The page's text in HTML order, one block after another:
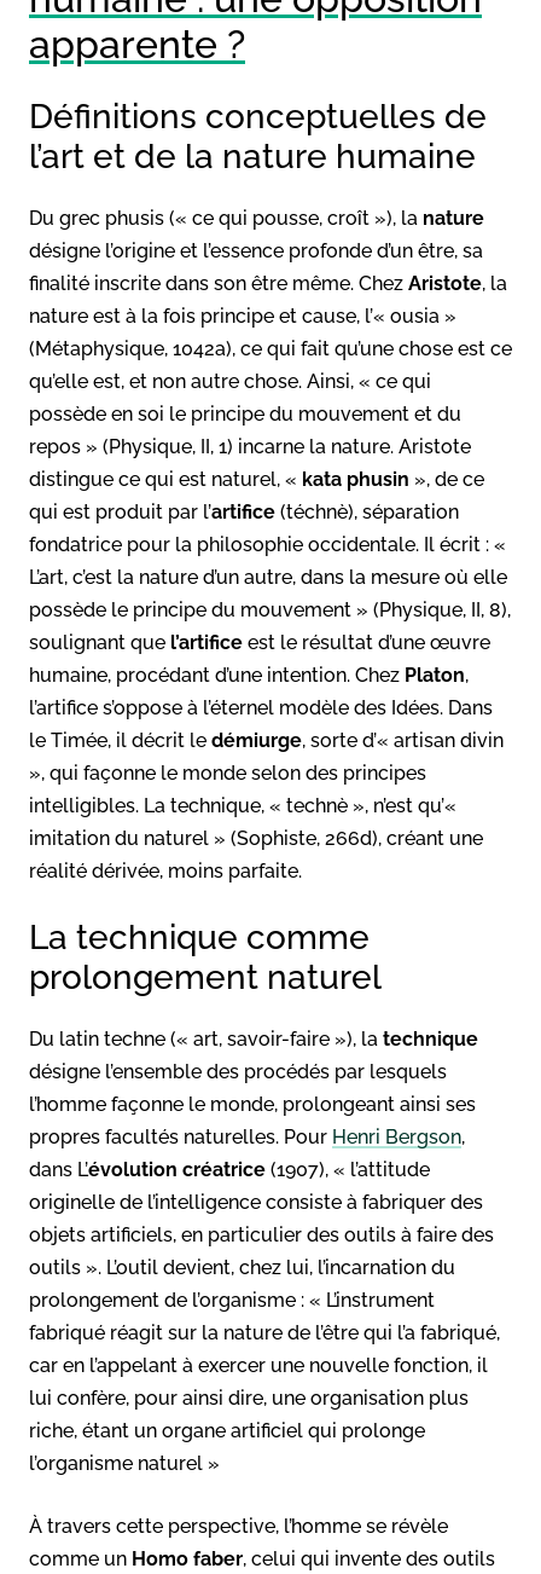
apparente ?
Définitions conceptuelles de
l’art et de la nature humaine
Du grec phusis (« ce qui pousse, croît »), la nature
désigne l’origine et l’essence profonde d’un être, sa
finalité inscrite dans son être même. Chez Aristote, la
nature est à la fois principe et cause, l’« ousia »
(Métaphysique, 1042a), ce qui fait qu’une chose est ce
qu’elle est, et non autre chose. Ainsi, « ce qui
possède en soi le principe du mouvement et du
repos » (Physique, II, 1) incarne la nature. Aristote
distingue ce qui est naturel, « kata phusin », de ce
qui est produit par l’artifice (téchnè), séparation
fondatrice pour la philosophie occidentale. Il écrit : «
L’art, c’est la nature d’un autre, dans la mesure où elle
possède le principe du mouvement » (Physique, II, 8),
soulignant que l’artifice est le résultat d’une œuvre
humaine, procédant d’une intention. Chez Platon,
l’artifice s’oppose à l’éternel modèle des Idées. Dans
le Timée, il décrit le démiurge, sorte d’« artisan divin
», qui façonne le monde selon des principes
intelligibles. La technique, « technè », n’est qu’«
imitation du naturel » (Sophiste, 266d), créant une
réalité dérivée, moins parfaite.
La technique comme
prolongement naturel
Du latin techne (« art, savoir-faire »), la technique
désigne l’ensemble des procédés par lesquels
l’homme façonne le monde, prolongeant ainsi ses
propres facultés naturelles. Pour Henri Bergson,
dans L’évolution créatrice (1907), « l’attitude
originelle de l’intelligence consiste à fabriquer des
objets artificiels, en particulier des outils à faire des
outils ». L’outil devient, chez lui, l’incarnation du
prolongement de l’organisme : « L’instrument
fabriqué réagit sur la nature de l’être qui l’a fabriqué,
car en l’appelant à exercer une nouvelle fonction, il
lui confère, pour ainsi dire, une organisation plus
riche, étant un organe artificiel qui prolonge
l’organisme naturel »
À travers cette perspective, l’homme se révèle
comme un Homo faber, celui qui invente des outils